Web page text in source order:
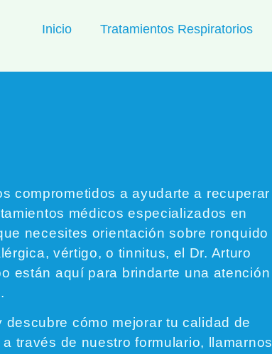
Inicio Tratamientos Respiratorios
comprometidos a ayudarte a recuperar
médicos especializados en
necesites orientación sobre ronquido
vértigo, o tinnitus, el Dr. Arturo
están aquí para brindarte una atención
descubre cómo mejorar tu calidad de
través de nuestro formulario, llamarnos